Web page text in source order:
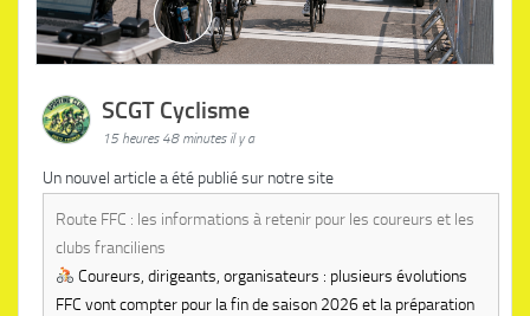
SCGT Cyclisme
15 heures 48 minutes il y a
Un nouvel article a été publié sur notre site
Route FFC : les informations à retenir pour les coureurs et les
clubs franciliens
Coureurs, dirigeants, organisateurs : plusieurs évolutions
FFC vont compter pour la fin de saison 2026 et la préparation